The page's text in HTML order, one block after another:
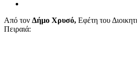
Από τον Δήμο Χρυσό, Εφέτη του
Πειραιά: